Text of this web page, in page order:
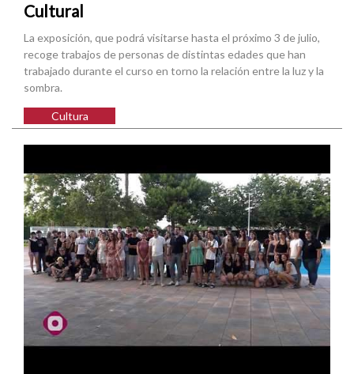
Cultural
La exposición, que podrá visitarse hasta el próximo 3 de julio,
recoge trabajos de personas de distintas edades que han
trabajado durante el curso en torno la relación entre la luz y la
sombra.
Cultura